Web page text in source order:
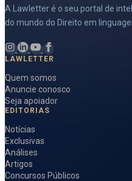
A Lawletter é o seu portal de
do mundo do Direito em
LAWLETTER
Quem somos
Anuncie conosco
Seja apoiador
EDITORIAS
Notícias
Exclusivas
Análises
Artigos
Concursos Públicos